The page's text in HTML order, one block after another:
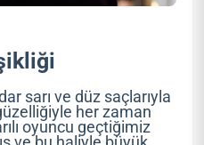
sarı ve düz saçlarıyla
her zaman
oyuncu geçtiğimiz